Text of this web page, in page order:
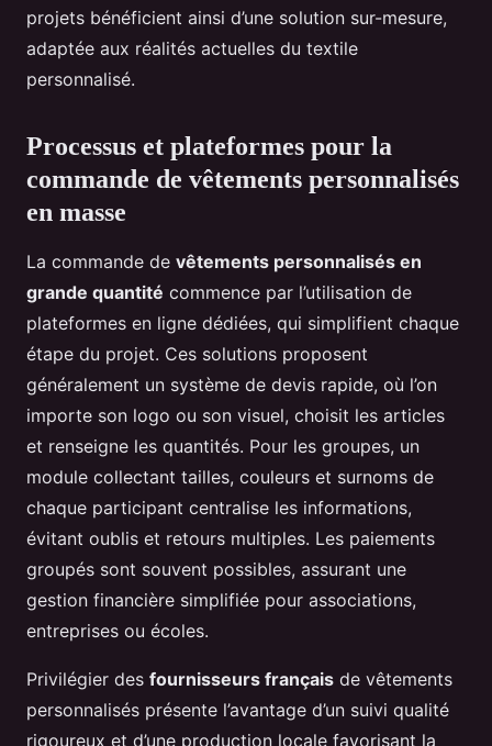
projets bénéficient ainsi d’une solution sur-mesure,
adaptée aux réalités actuelles du textile
personnalisé.
Processus et plateformes pour la
commande de vêtements personnalisés
en masse
La commande de vêtements personnalisés en
grande quantité commence par l’utilisation de
plateformes en ligne dédiées, qui simplifient chaque
étape du projet. Ces solutions proposent
généralement un système de devis rapide, où l’on
importe son logo ou son visuel, choisit les articles
et renseigne les quantités. Pour les groupes, un
module collectant tailles, couleurs et surnoms de
chaque participant centralise les informations,
évitant oublis et retours multiples. Les paiements
groupés sont souvent possibles, assurant une
gestion financière simplifiée pour associations,
entreprises ou écoles.
Privilégier des fournisseurs français de vêtements
personnalisés présente l’avantage d’un suivi qualité
rigoureux et d’une production locale favorisant la